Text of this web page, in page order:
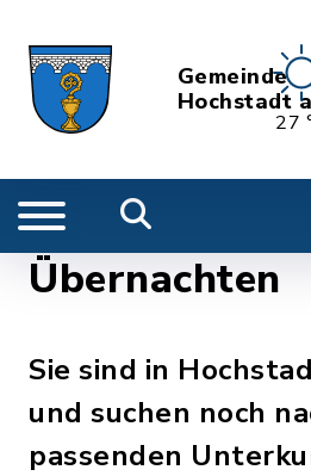
Gemeinde
Hochstadt
27
Übernachten
Sie sind in
und suchen noch
passenden